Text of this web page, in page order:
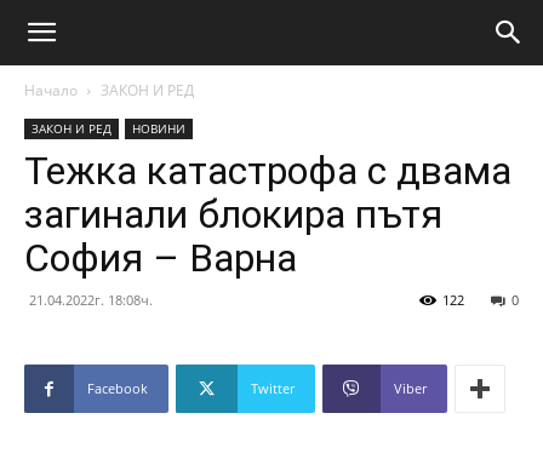
Начало ЗАКОН И РЕД
ЗАКОН И РЕД НОВИНИ
Тежка катастрофа с двама
загинали блокира пътя
София – Варна
21.04.2022г. 18:08ч. 0
122
Facebook Twitter Viber